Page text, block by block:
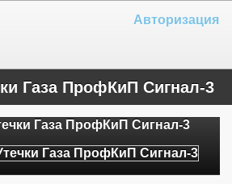
Авторизация
Газа ПрофКиП Сигнал-3